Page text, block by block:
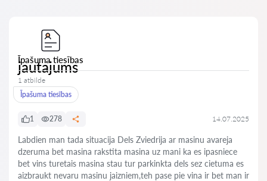
Īpašuma tiesības
jautajums
1 atbilde
Īpašuma tiesības
1 278 14.07.2025
Labdien man tada situacija Dels Zviedrija ar masinu avareja
dzeruma bet masina rakstita masina uz mani ka es ipasniece
bet vins turetais masina stau tur parkinkta dels sez cietuma es
aizbraukt nevaru masinu jaizniem,teh pase pie vina ir bet man ir